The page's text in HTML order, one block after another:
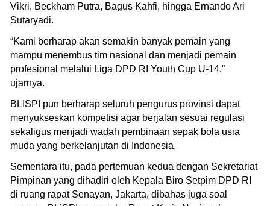
Vikri, Beckham Putra, Bagus Kahfi, hingga Ernando Ari
Sutaryadi.
“Kami berharap akan semakin banyak pemain yang
mampu menembus tim nasional dan menjadi pemain
profesional melalui Liga DPD RI Youth Cup U-14,”
ujarnya.
BLISPI pun berharap seluruh pengurus provinsi dapat
menyukseskan kompetisi agar berjalan sesuai regulasi
sekaligus menjadi wadah pembinaan sepak bola usia
muda yang berkelanjutan di Indonesia.
Sementara itu, pada pertemuan kedua dengan Sekretariat
Pimpinan yang dihadiri oleh Kepala Biro Setpim DPD RI
di ruang rapat Senayan, Jakarta, dibahas juga soal